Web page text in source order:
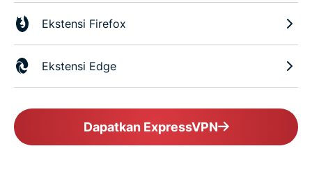
Ekstensi Firefox
Ekstensi Edge
Dapatkan ExpressVPN